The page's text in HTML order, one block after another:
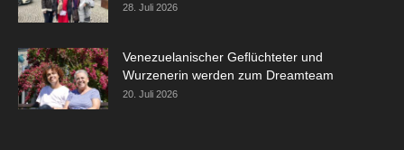
28. Juli 2026
Venezuelanischer Geflüchteter und
Wurzenerin werden zum Dreamteam
20. Juli 2026